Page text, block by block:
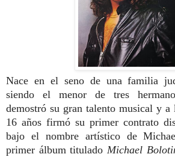
Nace en el seno de una familia
siendo el menor de tres
demostró su gran talento musical y a
16 años firmó su primer contrato
bajo el nombre artístico de
primer álbum titulado Michael